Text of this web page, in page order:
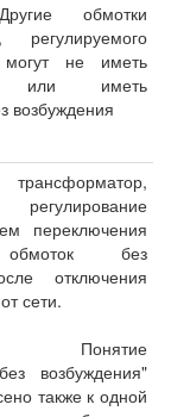
обмотки
регулируемого
могут не иметь
или иметь
возбуждения
переключения
обмоток без
отключения
сети.
Понятие
возбуждения"
также к одной